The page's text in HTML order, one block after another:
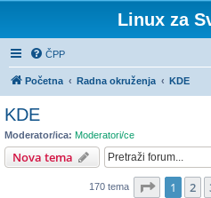
Linux za
ČPP
Početna Radna okruženja KDE
KDE
Moderator/ica: Moderatori/ce
Nova tema
170 tema Stranica:
1 2